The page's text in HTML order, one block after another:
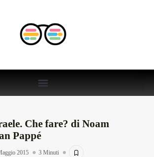
Che fare? di Noam
Pappé
2015 3 Minuti